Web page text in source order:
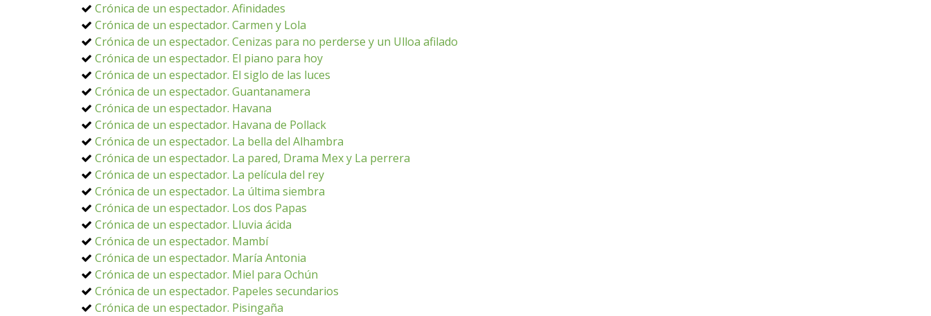
Crónica de un espectador. Afinidades
Crónica de un espectador. Carmen y Lola
Crónica de un espectador. Cenizas para no perderse y un Ulloa afilado
Crónica de un espectador. El piano para hoy
Crónica de un espectador. El siglo de las luces
Crónica de un espectador. Guantanamera
Crónica de un espectador. Havana
Crónica de un espectador. Havana de Pollack
Crónica de un espectador. La bella del Alhambra
Crónica de un espectador. La pared, Drama Mex y La perrera
Crónica de un espectador. La película del rey
Crónica de un espectador. La última siembra
Crónica de un espectador. Los dos Papas
Crónica de un espectador. Lluvia ácida
Crónica de un espectador. Mambí
Crónica de un espectador. María Antonia
Crónica de un espectador. Miel para Ochún
Crónica de un espectador. Papeles secundarios
Crónica de un espectador. Pisingaña